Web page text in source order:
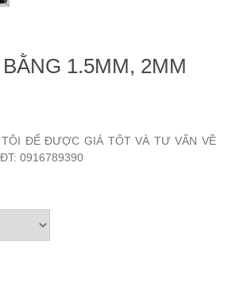
1.5MM, 2MM
TÔI ĐỂ ĐƯỢC GIÁ TỐT VÀ TƯ VẤN VỀ
0916789390